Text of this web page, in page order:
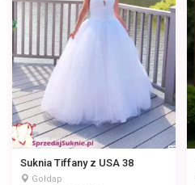
Suknia Tiffany z USA 38
Gołdap